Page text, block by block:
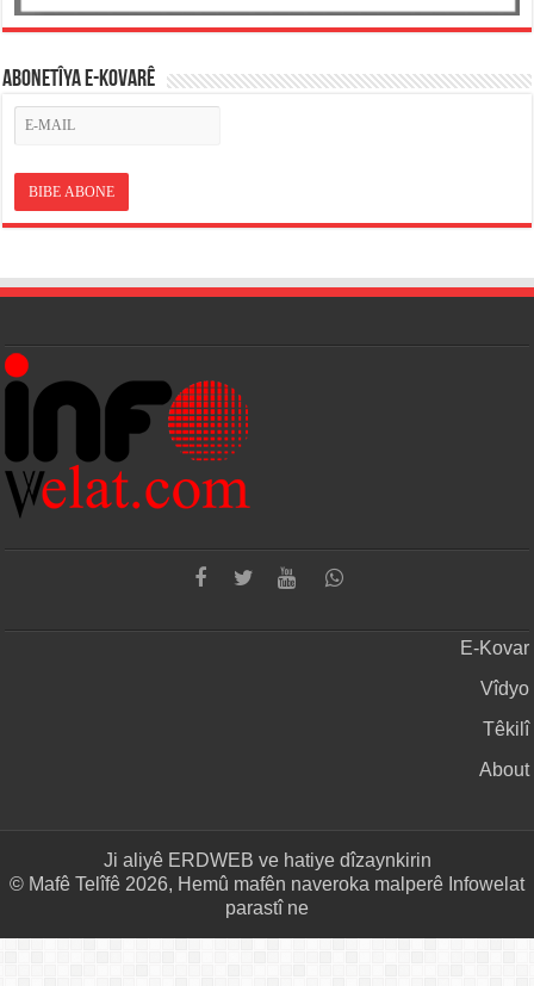
ABONETÎYA E-KOVARÊ
E-Kovar
Vîdyo
Têkilî
About
Ji aliyê ERDWEB ve hatiye dîzaynkirin
© Mafê Telîfê 2026, Hemû mafên naveroka malperê Infowelat
parastî ne